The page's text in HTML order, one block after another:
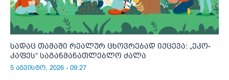
სადაც თამაში რეალურ ცხოვრებად იქცევა: „ეკო-
კაფეს“ საგანმანათლებლო ძალა
5 აგვისტო, 2026 - 09:27